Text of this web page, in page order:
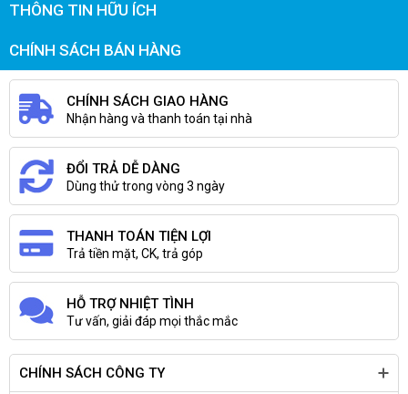
THÔNG TIN HỮU ÍCH
CHÍNH SÁCH BÁN HÀNG
CHÍNH SÁCH GIAO HÀNG
Nhận hàng và thanh toán tại nhà
ĐỔI TRẢ DỄ DÀNG
Dùng thử trong vòng 3 ngày
THANH TOÁN TIỆN LỢI
Trả tiền mặt, CK, trả góp
HỖ TRỢ NHIỆT TÌNH
Tư vấn, giải đáp mọi thắc mắc
CHÍNH SÁCH CÔNG TY